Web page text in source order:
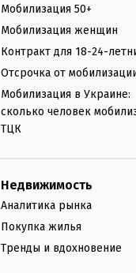
Мобилизация 50+
Мобилизация женщин
Контракт для 18-24-
Отсрочка от
Мобилизация в Украине:
сколько человек
ТЦК
Недвижимость
Аналитика рынка
Покупка жилья
Тренды и вдохновение